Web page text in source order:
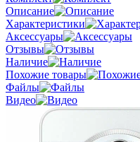
Описание
Характеристики
Аксессуары
Отзывы
Наличие
Похожие товары
Файлы
Видео